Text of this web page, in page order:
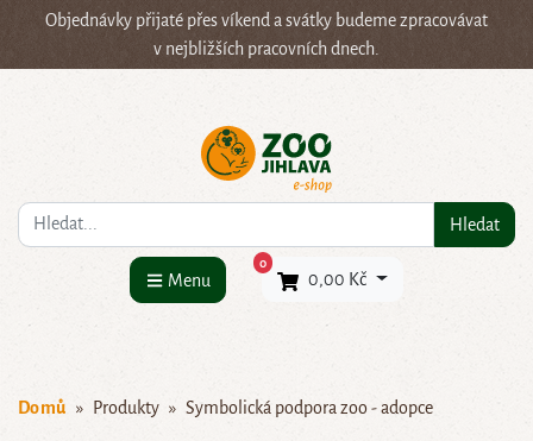
Objednávky přijaté přes víkend a svátky budeme zpracovávat
v nejbližších pracovních dnech.
Co hledáte? Hledat
Menu
0×
0,00 Kč
Domů Produkty Symbolická podpora zoo - adopce